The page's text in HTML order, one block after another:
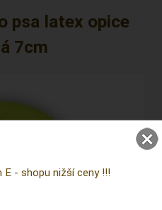
psa latex opice
7cm
E - shopu nižší ceny !!!